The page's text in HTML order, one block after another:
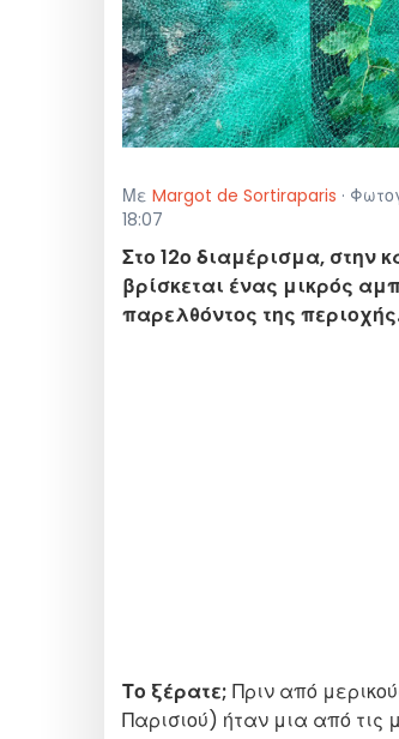
Με Margot de Sortiraparis ·
18:07
Στο 12ο διαμέρισμα, στην
βρίσκεται ένας μικρός
παρελθόντος της
Το ξέρατε; Πριν από
Παρισιού) ήταν μια από